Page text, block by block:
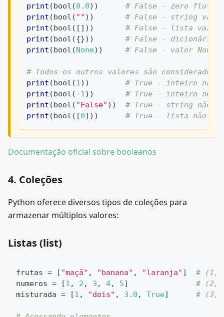
print (bool (0.0) )
# False - zero
print (bool ( "" ) )
# False - string vazia
print (bool ( [ ] ) )
# False - lista vazia
print (bool ({}) )
# False - dicionário
print (bool (None) ) # False - valor None
# Todos os outros valores são considerados
print (bool (1) )
# True - inteiro não-
print (bool ( -1) )
# True - inteiro
print (bool ( "False" ) )
# True - string não-
print (bool ( [0] ) ) # True - lista não-
Documentação oficial sobre booleanos
4. Coleções
Python oferece diversos tipos de coleções para
armazenar múltiplos valores:
Listas (list)
frutas = [ "maçã" , "banana" , "laranja" ]
# (1)
numeros = [1 , 2 , 3 , 4, 5]
# (2)
misturada = [1 , "dois" , 3.0 , True] # (3)